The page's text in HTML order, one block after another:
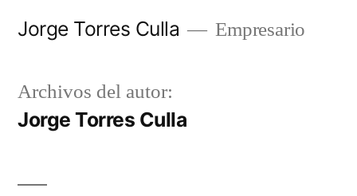
Jorge Torres Culla Empresario
Archivos del autor:
Jorge Torres Culla